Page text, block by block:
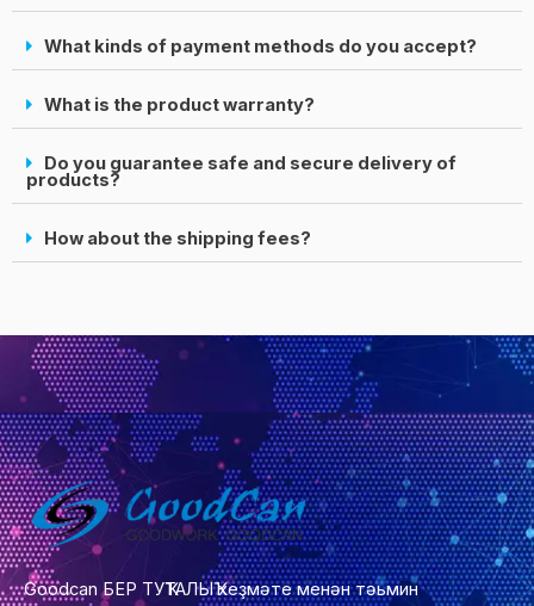
What kinds of payment methods do you accept?
What is the product warranty?
Do you guarantee safe and secure delivery of
products?
How about the shipping fees?
Goodcan БЕР ТУҠТАЛЫҠ хеҙмәте менән тәьмин